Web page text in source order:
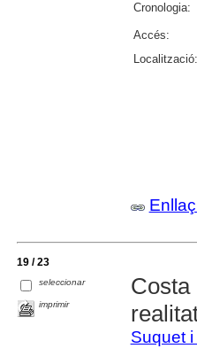
Cronologia:
Accés:
Localització:
19 / 23
seleccionar
imprimir
Suquet